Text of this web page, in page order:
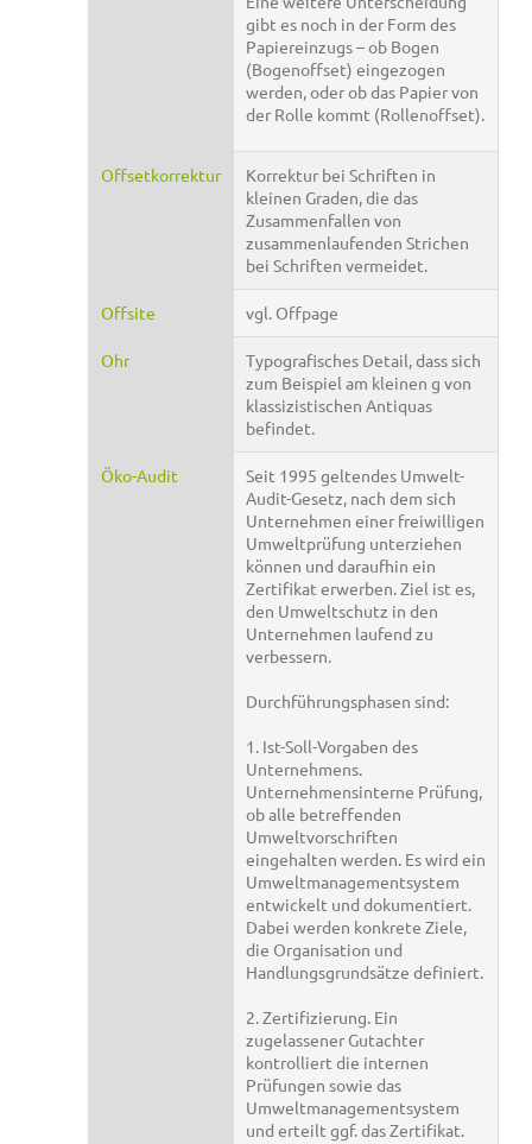
gibt es noch in der Form des
Papiereinzugs – ob Bogen
(Bogenoffset) eingezogen
werden, oder ob das Papier von
der Rolle kommt (Rollenoffset).
Offsetkorrektur
Korrektur bei Schriften in
kleinen Graden, die das
Zusammenfallen von
zusammenlaufenden Strichen
bei Schriften vermeidet.
Offsite vgl. Offpage
Ohr
Typografisches Detail, dass sich
zum Beispiel am kleinen g von
klassizistischen Antiquas
befindet.
Öko-Audit
Seit 1995 geltendes Umwelt-
Audit-Gesetz, nach dem sich
Unternehmen einer freiwilligen
Umweltprüfung unterziehen
können und daraufhin ein
Zertifikat erwerben. Ziel ist es,
den Umweltschutz in den
Unternehmen laufend zu
verbessern.
Durchführungsphasen sind:
1. Ist-Soll-Vorgaben des
Unternehmens.
Unternehmensinterne Prüfung,
ob alle betreffenden
Umweltvorschriften
eingehalten werden. Es wird ein
Umweltmanagementsystem
entwickelt und dokumentiert.
Dabei werden konkrete Ziele,
die Organisation und
Handlungsgrundsätze definiert.
2. Zertifizierung. Ein
zugelassener Gutachter
kontrolliert die internen
Prüfungen sowie das
Umweltmanagementsystem
und erteilt ggf. das Zertifikat.